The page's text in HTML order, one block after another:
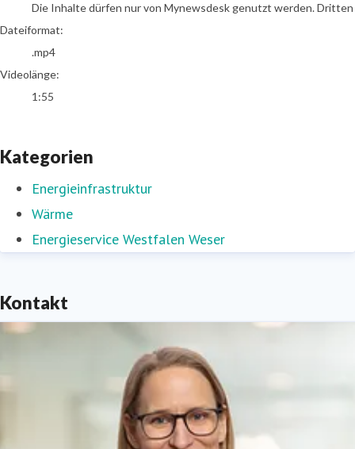
Die Inhalte dürfen nur von Mynewsdesk genutzt werden.
Dateiformat:
.mp4
Videolänge:
1:55
Kategorien
Energieinfrastruktur
Wärme
Energieservice Westfalen Weser
Kontakt